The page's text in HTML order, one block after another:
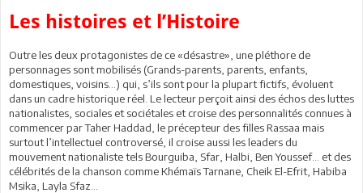
Les histoires et l’Histoire
Outre les deux protagonistes de ce «désastre», une pléthore de
personnages sont mobilisés (Grands-parents, parents, enfants,
domestiques, voisins…) qui, s’ils sont pour la plupart fictifs, évoluent
dans un cadre historique réel. Le lecteur perçoit ainsi des échos des luttes
nationalistes, sociales et sociétales et croise des personnalités connues à
commencer par Taher Haddad, le précepteur des filles Rassaa mais
surtout l’intellectuel controversé, il croise aussi les leaders du
mouvement nationaliste tels Bourguiba, Sfar, Halbi, Ben Youssef… et des
célébrités de la chanson comme Khémaïs Tarnane, Cheik El-Efrit, Habiba
Msika, Layla Sfaz…